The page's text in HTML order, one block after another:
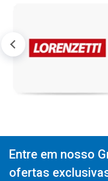
Entre em nosso
ofertas